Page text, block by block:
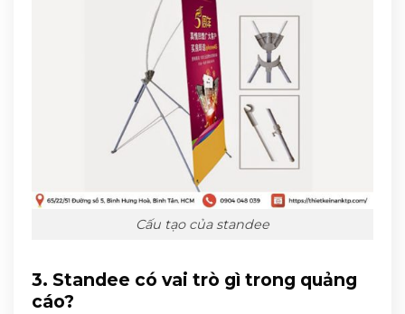
Cấu tạo của standee
3. Standee có vai trò gì trong quảng
cáo?